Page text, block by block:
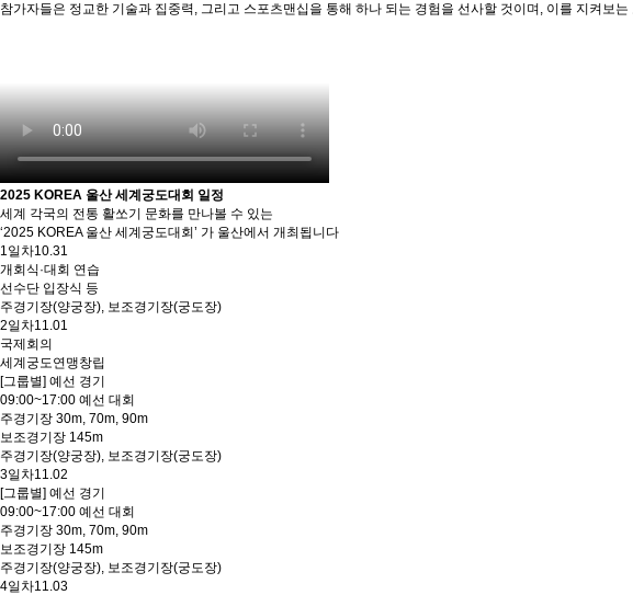
참가자들은 정교한 기술과 집중력, 그리고 스포츠맨십을 통해 하나 되는 경험을 선사할 것이며, 이를 지켜보
2025 KOREA 울산 세계궁도대회 일정
세계 각국의 전통 활쏘기 문화를 만나볼 수 있는
‘2025 KOREA 울산 세계궁도대회’ 가 울산에서 개최됩니다
1일차10.31
개회식·대회 연습
선수단 입장식 등
주경기장(양궁장), 보조경기장(궁도장)
2일차11.01
국제회의
세계궁도연맹창립
[그룹별] 예선 경기
09:00~17:00 예선 대회
주경기장 30m, 70m, 90m
보조경기장 145m
주경기장(양궁장), 보조경기장(궁도장)
3일차11.02
[그룹별] 예선 경기
09:00~17:00 예선 대회
주경기장 30m, 70m, 90m
보조경기장 145m
주경기장(양궁장), 보조경기장(궁도장)
4일차11.03